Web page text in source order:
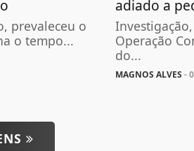
prevaleceu o
o tempo...
adiado a
Operação
do...
MAGNOS ALVES -